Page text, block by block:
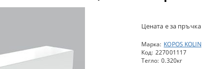
Цената е за
Марка: KOPOS KOLIN
Код: 227001117
Тегло: 0.320кг